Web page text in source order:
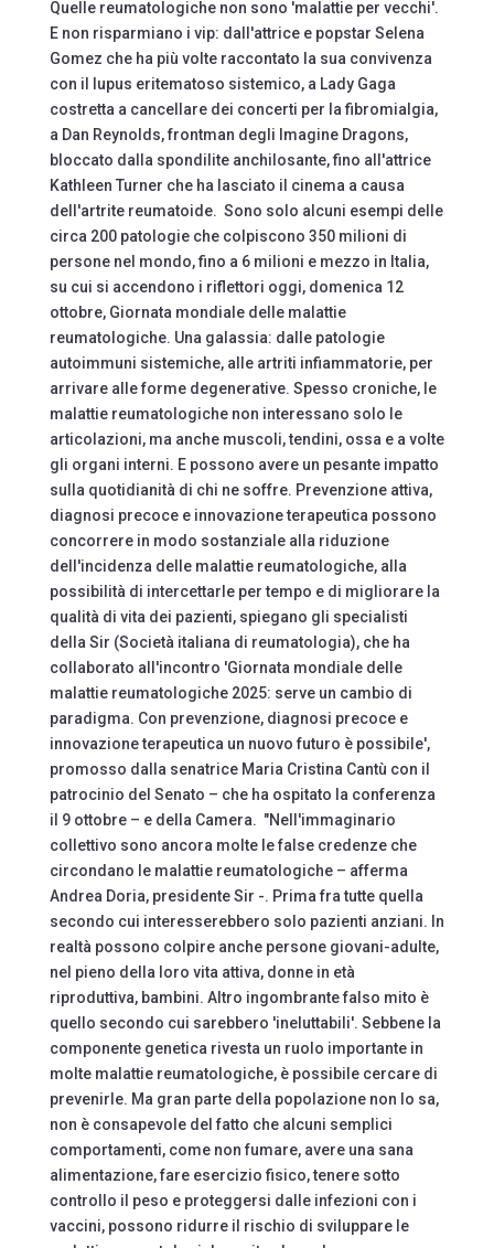
Quelle reumatologiche non sono 'malattie per vecchi'.
E non risparmiano i vip: dall'attrice e popstar Selena
Gomez che ha più volte raccontato la sua convivenza
con il lupus eritematoso sistemico, a Lady Gaga
costretta a cancellare dei concerti per la fibromialgia,
a Dan Reynolds, frontman degli Imagine Dragons,
bloccato dalla spondilite anchilosante, fino all'attrice
Kathleen Turner che ha lasciato il cinema a causa
dell'artrite reumatoide. Sono solo alcuni esempi delle
circa 200 patologie che colpiscono 350 milioni di
persone nel mondo, fino a 6 milioni e mezzo in Italia,
su cui si accendono i riflettori oggi, domenica 12
ottobre, Giornata mondiale delle malattie
reumatologiche. Una galassia: dalle patologie
autoimmuni sistemiche, alle artriti infiammatorie, per
arrivare alle forme degenerative. Spesso croniche, le
malattie reumatologiche non interessano solo le
articolazioni, ma anche muscoli, tendini, ossa e a volte
gli organi interni. E possono avere un pesante impatto
sulla quotidianità di chi ne soffre. Prevenzione attiva,
diagnosi precoce e innovazione terapeutica possono
concorrere in modo sostanziale alla riduzione
dell'incidenza delle malattie reumatologiche, alla
possibilità di intercettarle per tempo e di migliorare la
qualità di vita dei pazienti, spiegano gli specialisti
della Sir (Società italiana di reumatologia), che ha
collaborato all'incontro 'Giornata mondiale delle
malattie reumatologiche 2025: serve un cambio di
paradigma. Con prevenzione, diagnosi precoce e
innovazione terapeutica un nuovo futuro è possibile',
promosso dalla senatrice Maria Cristina Cantù con il
patrocinio del Senato – che ha ospitato la conferenza
il 9 ottobre – e della Camera. "Nell'immaginario
collettivo sono ancora molte le false credenze che
circondano le malattie reumatologiche – afferma
Andrea Doria, presidente Sir -. Prima fra tutte quella
secondo cui interesserebbero solo pazienti anziani. In
realtà possono colpire anche persone giovani-adulte,
nel pieno della loro vita attiva, donne in età
riproduttiva, bambini. Altro ingombrante falso mito è
quello secondo cui sarebbero 'ineluttabili'. Sebbene la
componente genetica rivesta un ruolo importante in
molte malattie reumatologiche, è possibile cercare di
prevenirle. Ma gran parte della popolazione non lo sa,
non è consapevole del fatto che alcuni semplici
comportamenti, come non fumare, avere una sana
alimentazione, fare esercizio fisico, tenere sotto
controllo il peso e proteggersi dalle infezioni con i
vaccini, possono ridurre il rischio di sviluppare le